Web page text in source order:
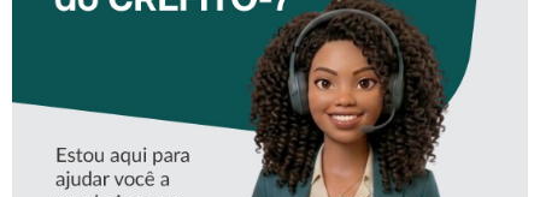
CONHEÇA A ‘ALINE’,
ASSISTENTE VIRTUAL DO
CREFITO-7